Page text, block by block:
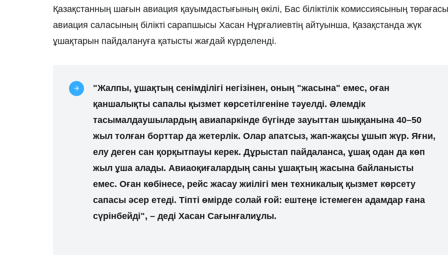
Қазақстанның шағын авиация қауымдастығының өкілі, Бас біліктілік комиссиясының
авиация саласының білікті сарапшысы Хасан Нұрғалиевтің айтуынша, Қазақстанда жүк
ұшақтарын пайдалануға қатысты жағдай күрделенді.
"Жалпы, ұшақтың сенімділігі негізінен, оның "жасына" емес, оған
қаншалықты сапалы қызмет көрсетілгеніне тәуелді. Әлемдік
тасымалдаушылардың авиапаркінде бүгінде зауыттан шыққанына 40–50
жыл толған борттар да жетерлік. Олар апатсыз, жап-жақсы ұшып жүр. Яғни,
елу деген сан қорқытпауы керек. Дұрыстап пайдаланса, ұшақ одан да көп
жыл ұша алады. Авиаоқиғалардың саны ұшақтың жасына байланысты
емес. Оған көбінесе, рейс жасау жиілігі мен техникалық қызмет көрсету
сапасы әсер етеді. Тіпті өмірде солай ғой: ештеңе істемеген адамдар ғана
сүрінбейді", – деді Хасан Сағынғалиұлы.